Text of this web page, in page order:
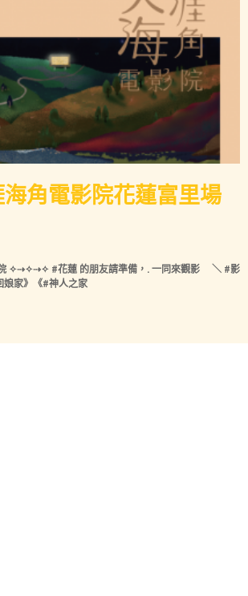
角電影院花蓮富里場
✧⇢✧⇢✧ #花蓮 的朋友請準備，. 一同來觀影 ⠀ ＼ #影
娘家》《#神人之家